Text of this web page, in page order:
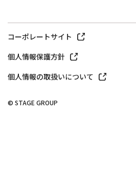
コーポレートサイト
個人情報保護方針
個人情報の取扱いについて
© STAGE GROUP